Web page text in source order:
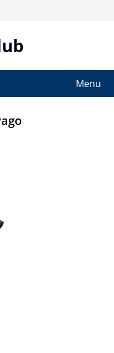
Menu